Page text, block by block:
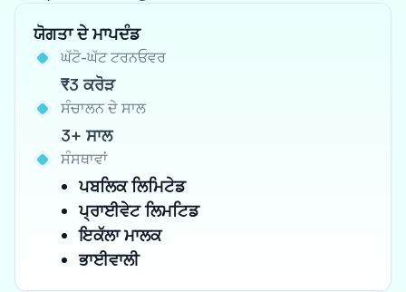
ਯੋਗਤਾ ਦੇ ਮਾਪਦੰਡ
ਘੱਟੋ-ਘੱਟ ਟਰਨਓਵਰ
₹3 ਕਰੋੜ
ਸੰਚਾਲਨ ਦੇ ਸਾਲ
3+ ਸਾਲ
ਸੰਸਥਾਵਾਂ
ਪਬਲਿਕ ਲਿਮਿਟੇਡ
ਪ੍ਰਾਈਵੇਟ ਲਿਮਟਿਡ
ਇਕੱਲਾ ਮਾਲਕ
ਭਾਈਵਾਲੀ